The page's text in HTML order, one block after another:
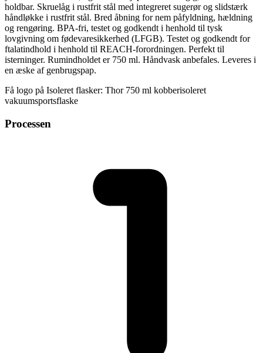
holdbar. Skruelåg i rustfrit stål med integreret sugerør og slidstærk
håndløkke i rustfrit stål. Bred åbning for nem påfyldning, hældning
og rengøring. BPA-fri, testet og godkendt i henhold til tysk
lovgivning om fødevaresikkerhed (LFGB). Testet og godkendt for
ftalatindhold i henhold til REACH-forordningen. Perfekt til
isterninger. Rumindholdet er 750 ml. Håndvask anbefales. Leveres i
en æske af genbrugspap.
Få logo på Isoleret flasker: Thor 750 ml kobberisoleret
vakuumsportsflaske
Processen